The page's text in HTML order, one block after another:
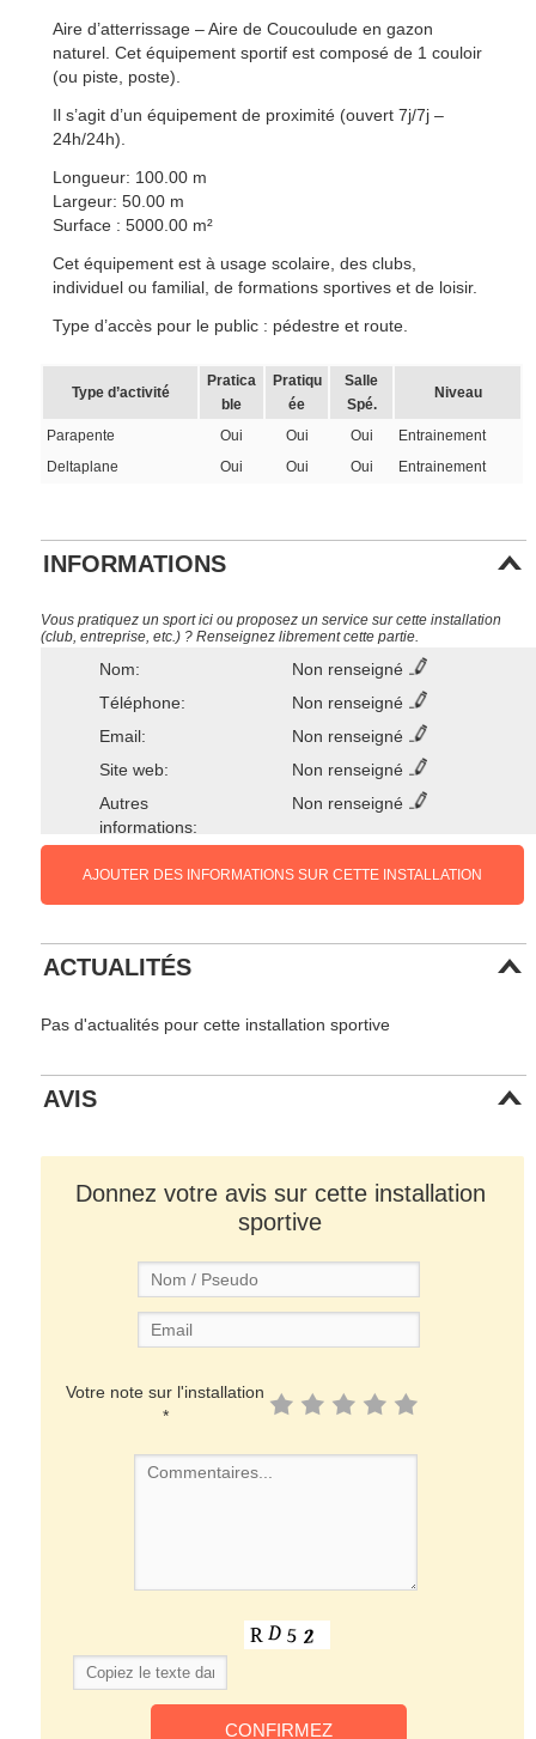
Aire d’atterrissage – Aire de Coucoulude en gazon
naturel. Cet équipement sportif est composé de 1 couloir
(ou piste, poste).
Il s’agit d’un équipement de proximité (ouvert 7j/7j –
24h/24h).
Longueur: 100.00 m
Largeur: 50.00 m
Surface : 5000.00 m²
Cet équipement est à usage scolaire, des clubs,
individuel ou familial, de formations sportives et de loisir.
Type d’accès pour le public : pédestre et route.
Type d’activité
Pratica
ble
Pratiqu
ée
Salle
Spé.
Niveau
Parapente Oui Oui Oui
Entrainement
Deltaplane
Oui Oui Oui Entrainement
INFORMATIONS
Vous pratiquez un sport ici ou proposez un service sur cette installation
(club, entreprise, etc.) ? Renseignez librement cette partie.
Nom:
Non renseigné
Téléphone:
Non renseigné
Email:
Non renseigné
Site web:
Non renseigné
Autres
informations:
Non renseigné
AJOUTER DES INFORMATIONS SUR CETTE INSTALLATION
ACTUALITÉS
Pas d'actualités pour cette installation sportive
AVIS
Donnez votre avis sur cette installation
sportive
Votre note sur l'installation
*